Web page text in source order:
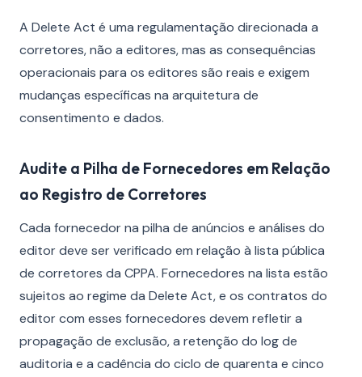
A Delete Act é uma regulamentação direcionada a
corretores, não a editores, mas as consequências
operacionais para os editores são reais e exigem
mudanças específicas na arquitetura de
consentimento e dados.
Audite a Pilha de Fornecedores em Relação
ao Registro de Corretores
Cada fornecedor na pilha de anúncios e análises do
editor deve ser verificado em relação à lista pública
de corretores da CPPA. Fornecedores na lista estão
sujeitos ao regime da Delete Act, e os contratos do
editor com esses fornecedores devem refletir a
propagação de exclusão, a retenção do log de
auditoria e a cadência do ciclo de quarenta e cinco